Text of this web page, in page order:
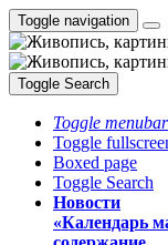
Toggle navigation
Toggle Search
Toggle menubar
Toggle
Boxed page
Toggle Search
Новости
«Календарь